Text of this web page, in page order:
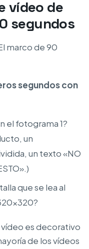
vídeo de
segundos
marco de 90
segundos con
el fotograma 1?
un
un texto «NO
que se lea al
vídeo es decorativo
de los vídeos